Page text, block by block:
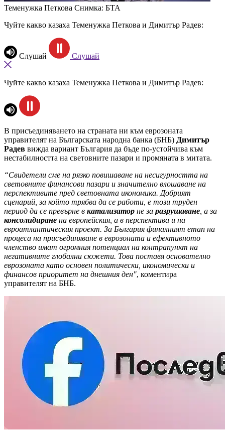
Теменужка Петкова Снимка: БТА
Чуйте какво казаха Теменужка Петкова и Димитър Радев:
Слушай Слушай
Чуйте какво казаха Теменужка Петкова и Димитър Радев:
В присъединяването на страната ни към еврозоната
управителят на Българската народна банка (БНБ) Димитър
Радев вижда вариант България да бъде по-устойчива към
нестабилността на световните пазари и промяната в митата.
“Свидетели сме на рязко повишаване на несигурността на
световните финансови пазари и значително влошаване на
перспективите пред световната икономика. Добрият
сценарий, за който трябва да се работи, е този труден
период да се превърне в катализатор не за разрушаване , а за
консолидиране на европейския, а в перспектива и на
евроатлантическия проект. За България финалният етап на
процеса на присъединяване в еврозоната и ефективното
членство имат огромния потенциал на контрапункт на
негативните глобални сюжети. Това поставя основателно
еврозоната като основен политически, икономически и
финансов приоритет на днешния ден", коментира
управителят на БНБ.